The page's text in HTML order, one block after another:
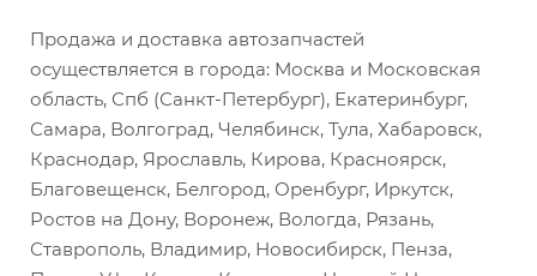
Продажа и доставка автозапчастей
осуществляется в города: Москва и Московская
область, Спб (Санкт-Петербург), Екатеринбург,
Самара, Волгоград, Челябинск, Тула, Хабаровск,
Краснодар, Ярославль, Кирова, Красноярск,
Благовещенск, Белгород, Оренбург, Иркутск,
Ростов на Дону, Воронеж, Вологда, Рязань,
Ставрополь, Владимир, Новосибирск, Пенза,